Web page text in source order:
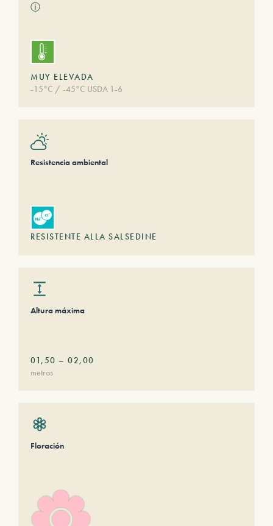
ⓘ
MUY ELEVADA
-15°C / -45°C USDA 1-6
Resistencia ambiental
RESISTENTE ALLA SALSEDINE
Altura máxima
01,50 – 02,00
metros
Floración